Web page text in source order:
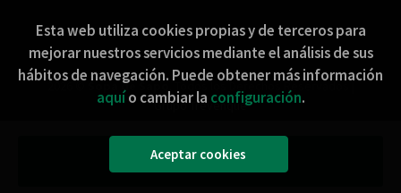
Añadir a mi cesta
2026 © Sopa de Sapo . Todos los Derechos Reservados |
Grupo Trevenque
Esta web utiliza cookies propias y de terceros para
mejorar nuestros servicios mediante el análisis de sus
hábitos de navegación. Puede obtener más información
aquío cambiar la configuración.
Aceptar cookies